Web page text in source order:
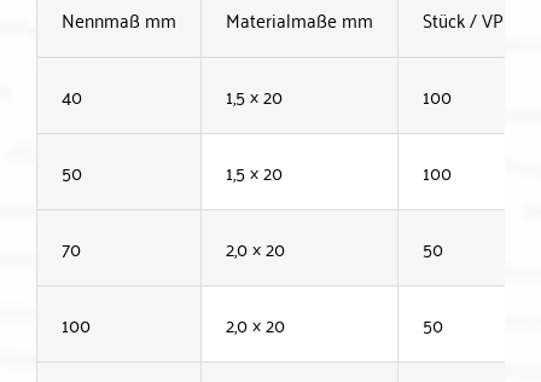
Nennmaß mm Materialmaße mm Stück / VPE
40 1,5 × 20 100
50 1,5 × 20 100
70 2,0 × 20 50
100 2,0 × 20 50